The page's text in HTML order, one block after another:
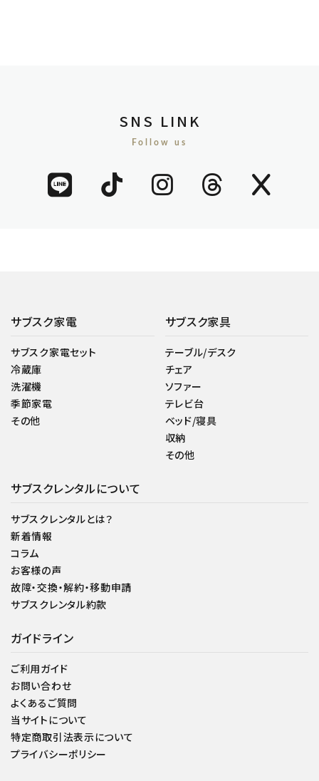
SNS LINK
Follow us
サブスク家電
サブスク家電セット
冷蔵庫
洗濯機
季節家電
その他
サブスク家具
テーブル/デスク
チェア
ソファー
テレビ台
ベッド/寝具
収納
その他
サブスクレンタルについて
サブスクレンタルとは？
新着情報
コラム
お客様の声
故障・交換・解約・移動申請
サブスクレンタル約款
ガイドライン
ご利用ガイド
お問い合わせ
よくあるご質問
当サイトについて
特定商取引法表示について
プライバシーポリシー